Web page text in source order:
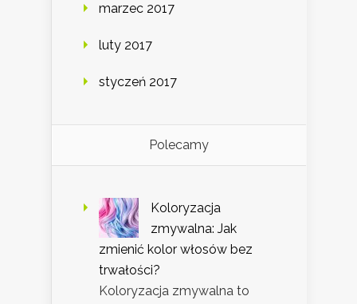
marzec 2017
luty 2017
styczeń 2017
Polecamy
Koloryzacja
zmywalna: Jak
zmienić kolor włosów bez
trwałości?
Koloryzacja zmywalna to